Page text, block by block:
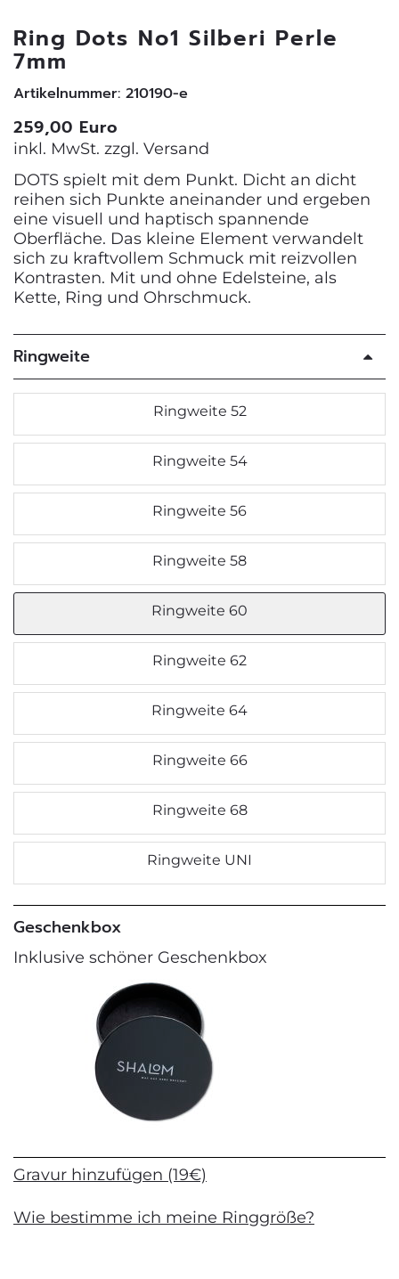
Ring Dots No1 Silberi Perle
7mm
Artikelnummer: 210190-e
259,00 Euro
inkl. MwSt. zzgl. Versand
DOTS spielt mit dem Punkt. Dicht an dicht
reihen sich Punkte aneinander und ergeben
eine visuell und haptisch spannende
Oberfläche. Das kleine Element verwandelt
sich zu kraftvollem Schmuck mit reizvollen
Kontrasten. Mit und ohne Edelsteine, als
Kette, Ring und Ohrschmuck.
Ringweite
Ringweite 52
Ringweite 54
Ringweite 56
Ringweite 58
Ringweite 60
Ringweite 62
Ringweite 64
Ringweite 66
Ringweite 68
Ringweite UNI
Geschenkbox
Inklusive schöner Geschenkbox
Gravur hinzufügen (19€)
Wie bestimme ich meine Ringgröße?